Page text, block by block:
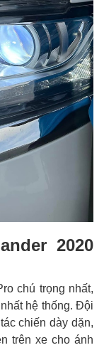
2020
chú trọng nhất,
hệ thống. Đội
chiến dày dặn,
trên xe cho ánh